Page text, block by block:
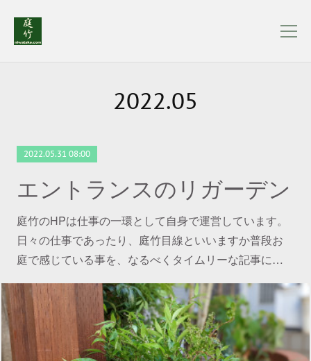
2022.05
2022.05.31 08:00
エントランスのリガーデン
庭竹のHPは仕事の一環として自身で運営しています。
日々の仕事であったり、庭竹目線といいますか普段お
庭で感じている事を、なるべくタイムリーな記事に…